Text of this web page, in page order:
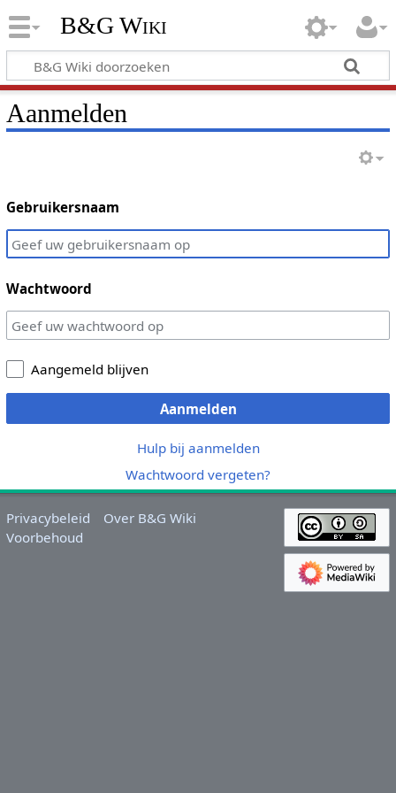
B&G Wiki
Aanmelden
Gebruikersnaam
Wachtwoord
Aangemeld blijven
Aanmelden
Hulp bij aanmelden
Wachtwoord vergeten?
Privacybeleid
Over B&G Wiki
Voorbehoud